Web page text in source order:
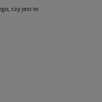
czy jest to